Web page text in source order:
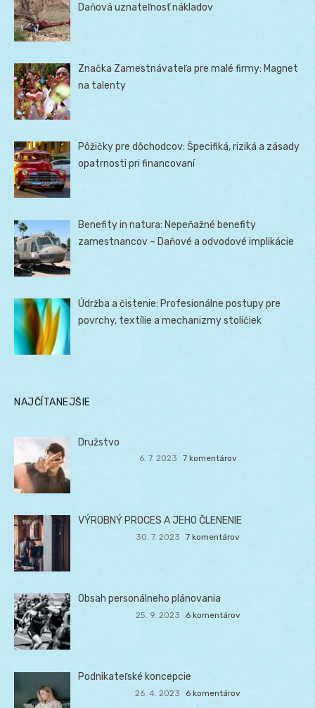
Daňová uznateľnosť nákladov
Značka Zamestnávateľa pre malé firmy: Magnet
na talenty
Pôžičky pre dôchodcov: Špecifiká, riziká a zásady
opatrnosti pri financovaní
Benefity in natura: Nepeňažné benefity
zamestnancov – Daňové a odvodové implikácie
Údržba a čistenie: Profesionálne postupy pre
povrchy, textílie a mechanizmy stoličiek
NAJČÍTANEJŠIE
Družstvo
6. 7. 2023 7 komentárov
VÝROBNÝ PROCES A JEHO ČLENENIE
30. 7. 2023 7 komentárov
Obsah personálneho plánovania
25. 9. 2023 6 komentárov
Podnikateľské koncepcie
26. 4. 2023 6 komentárov